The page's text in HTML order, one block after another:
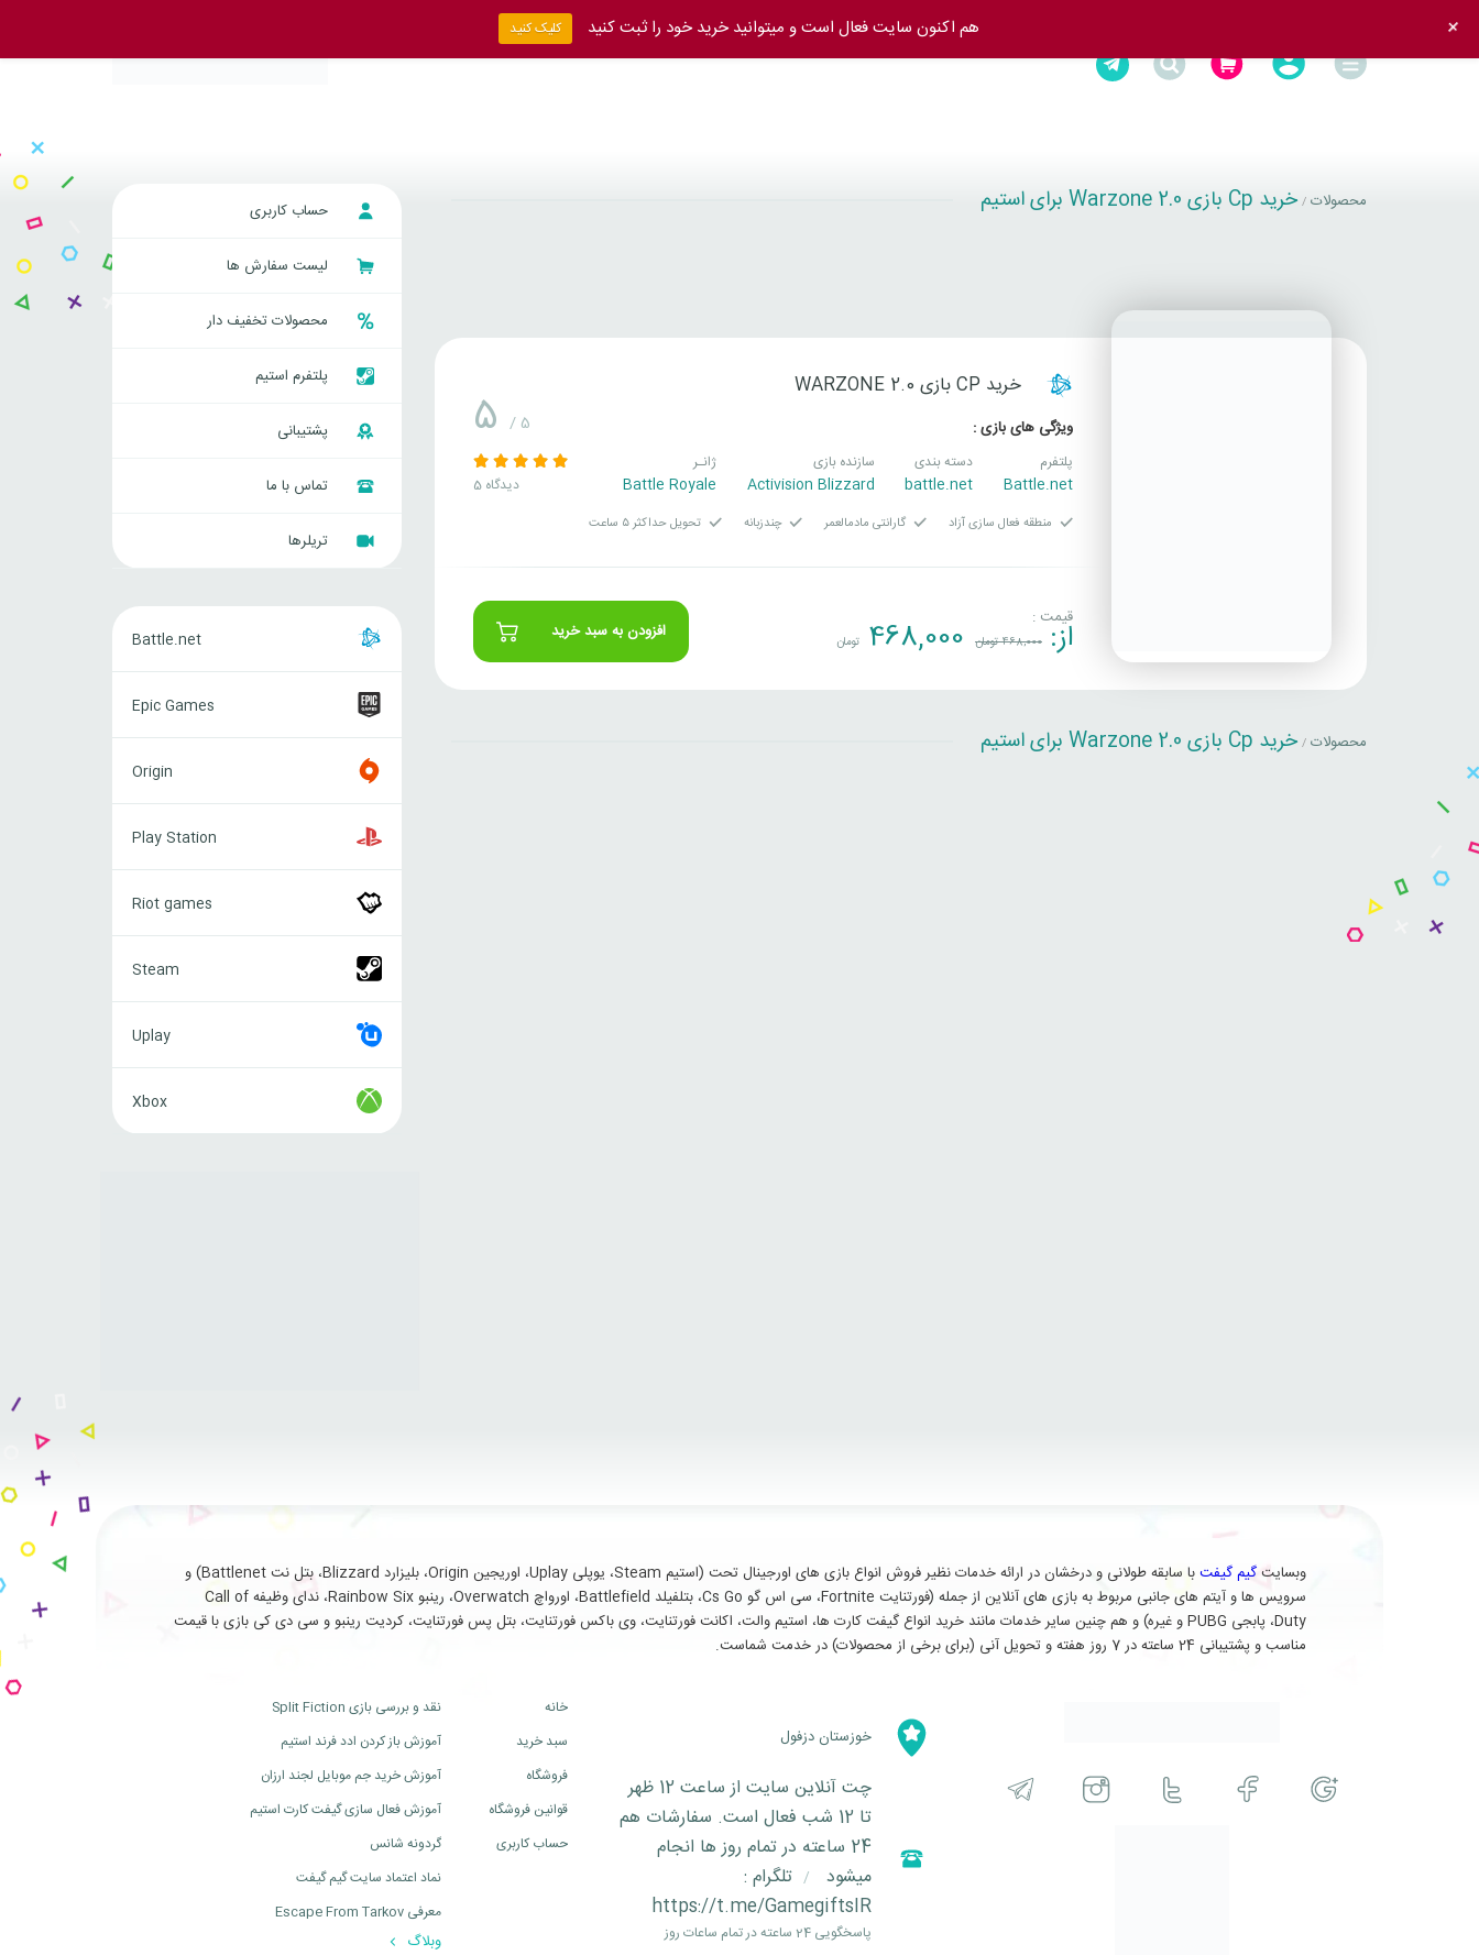
محصولات / خرید Cp بازی Warzone 2.0 برای استیم
خرید CP بازی WARZONE 2.0
ویژگی های بازی :
پلتفرم
Battle.net
دسته بندی
battle.net
سازنده بازی
Activision Blizzard
ژانـر
Battle Royale
5 / 5
5 دیدگاه
منطقه فعال سازی آزاد گارانتی مادمالعمر چندزبانه تحویل حداکثر ۵ ساعت
قیمت :
از: 468,000تومان 468,000 تومان افزودن به سبد خرید
محصولات / خرید Cp بازی Warzone 2.0 برای استیم
حساب کاربری
لیست سفارش ها
محصولات تخفیف دار
پلتفرم استیم
پشتیبانی
تماس با ما
تریلرها
Battle.net
Games
Epic Games
Origin
Station
Play Station
games
Riot games
Steam
Uplay
Xbox
وبسایتگیم گیفت
با سابقه طولانی و درخشان در ارائه خدمات نظیر فروش انواع بازی های اورجینال تحت (استیم Steam، یوپلی Uplay، اوریجین Origin، بلیزارد Blizzard، بتل نت Battlenet) و
سرویس ها و آیتم های جانبی مربوط به بازی های آنلاین از جمله (فورتنایت Fortnite، سی اس گو Cs Go، بتلفیلد Battlefield، اورواچ Overwatch، رینبو Rainbow Six، ندای وظیفه Call of
Duty، پابجی PUBG و غیره) و هم چنین سایر خدمات مانند خرید انواع گیفت کارت ها، استیم والت، اکانت فورتنایت، وی باکس فورتنایت، بتل پس فورتنایت، کردیت رینبو و سی دی کی بازی با قیمت
مناسب و پشتیبانی 24 ساعته در 7 روز هفته و تحویل آنی (برای برخی از محصولات) در خدمت شماست.
خوزستان دزفول
چت آنلاین سایت از ساعت 12 ظهر
تا 12 شب فعال است. سفارشات هم
24 ساعته در تمام روز ها انجام
میشود
/ تلگرام :
https://t.me/GamegiftsIR
پاسخگویی 24 ساعته در تمام ساعات روز
خانه
سبد خرید
فروشگاه
قوانین فروشگاه
حساب کاربری
نقد و بررسی بازی Split Fiction
آموزش باز کردن ادد فرند استیم
آموزش خرید جم موبایل لجند ارزان
آموزش فعال سازی گیفت کارت استیم
گردونه شانس
نماد اعتماد سایت گیم گیفت
معرفی Escape From Tarkov
وبلاگ
هم اکنون سایت فعال است و میتوانید خرید خود را ثبت کنید کلیک کنید +